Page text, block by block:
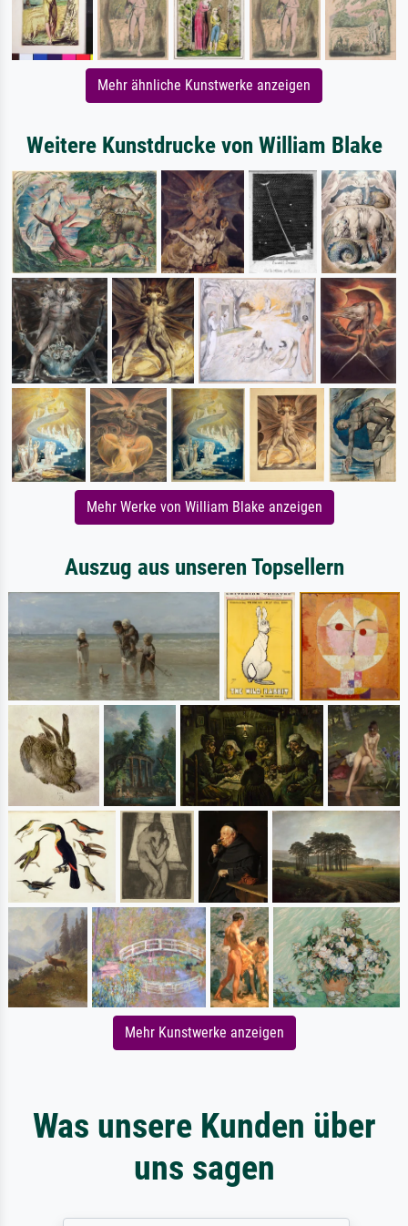
Mehr ähnliche Kunstwerke anzeigen
Weitere Kunstdrucke von William Blake
Mehr Werke von William Blake anzeigen
Auszug aus unseren Topsellern
Mehr Kunstwerke anzeigen
Was unsere Kunden über
uns sagen